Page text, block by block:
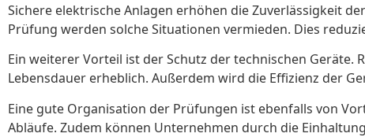
Sichere elektrische Anlagen erhöhen die Zuverlässigkeit
Prüfung werden solche Situationen vermieden. Dies
Ein weiterer Vorteil ist der Schutz der technischen
Lebensdauer erheblich. Außerdem wird die Effizienz der
Eine gute Organisation der Prüfungen ist ebenfalls von
Abläufe. Zudem können Unternehmen durch die